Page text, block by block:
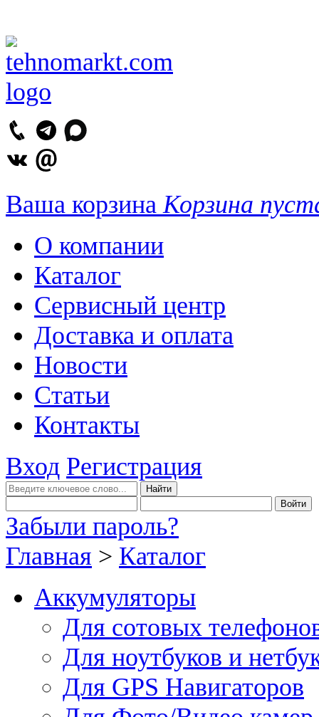
Ваша корзина Корзина
О компании
Каталог
Сервисный центр
Доставка и оплата
Новости
Статьи
Контакты
Вход Регистрация
Забыли пароль?
Главная > Каталог
Аккумуляторы
Для сотовых
Для ноутбуков и
Для GPS Навигаторов